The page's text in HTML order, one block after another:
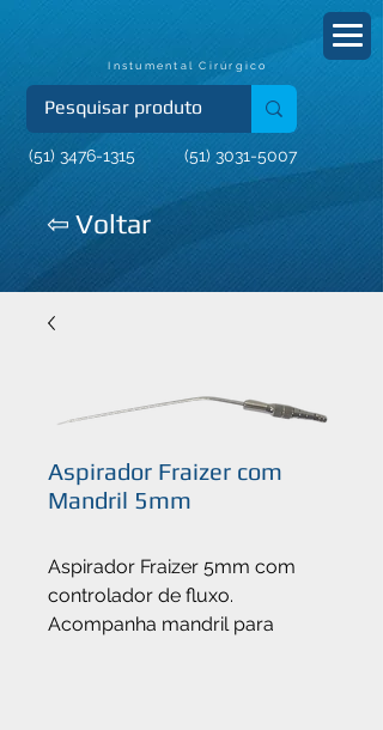
(51) 3031-5007
(51) 3476-1315
Instumental Cirúrgico
⇦ Voltar
Aspirador Fraizer com
Mandril 5mm
Aspirador Fraizer 5mm com
controlador de fluxo.
Acompanha mandril para